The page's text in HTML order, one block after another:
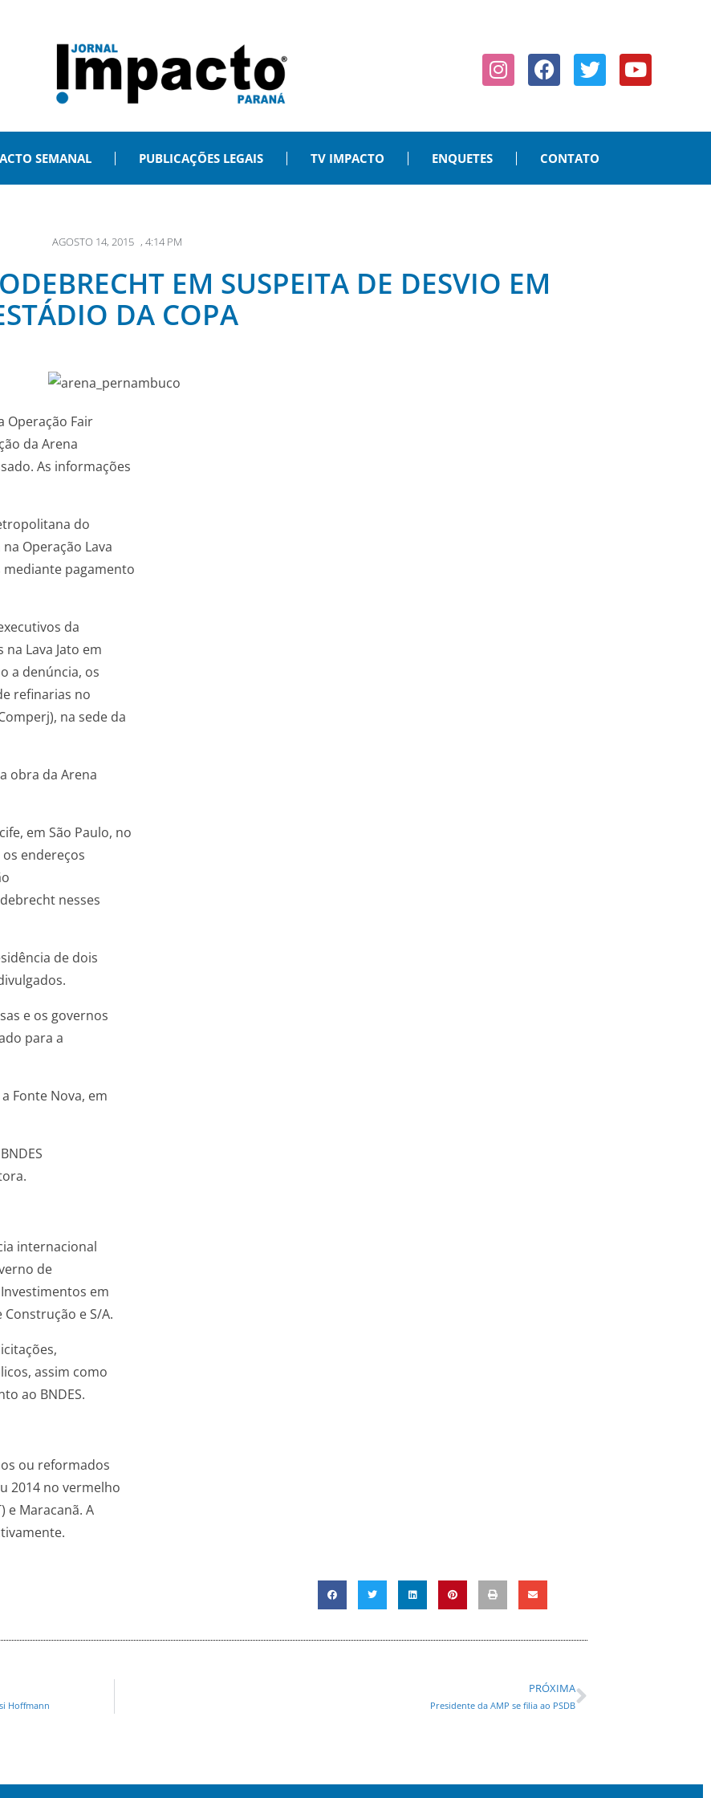
SEMANAL PUBLICAÇÕES LEGAIS TV IMPACTO ENQUETES CONTATO
AGOSTO 14, 2015 , 4:14 PM
EM SUSPEITA DE DESVIO EM
DA COPA
Operação Fair
da Arena
As informações
do
Operação Lava
mediante pagamento
da
Lava Jato em
a denúncia, os
refinarias no
na sede da
obra da Arena
em São Paulo, no
endereços
nesses
de dois
e os governos
para a
Fonte Nova, em
internacional
de
em
e S/A.
assim como
ao BNDES.
ou reformados
2014 no vermelho
e Maracanã. A
Hoffmann
PRÓXIMA
Presidente da AMP se filia ao PSDB